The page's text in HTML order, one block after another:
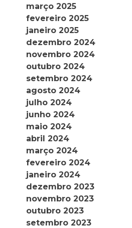
março 2025
fevereiro 2025
janeiro 2025
dezembro 2024
novembro 2024
outubro 2024
setembro 2024
agosto 2024
julho 2024
junho 2024
maio 2024
abril 2024
março 2024
fevereiro 2024
janeiro 2024
dezembro 2023
novembro 2023
outubro 2023
setembro 2023